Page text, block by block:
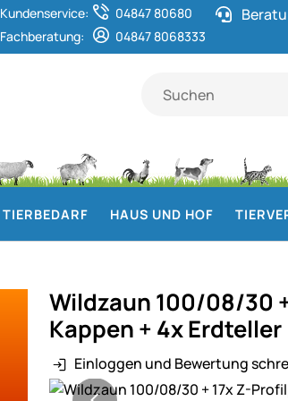
Kundenservice:
04847 80680
Fachberatung:
04847 8068333
TIERBEDARF HAUS UND HOF
Wildzaun 100/08/30
Kappen + 4x Erdteller
Einloggen und Bewertung
Produktgalerie